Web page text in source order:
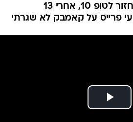
להתגבר על הכול ולחזור לטופ 10, אחרי 13
פרייס על קאמבק לא שגרתי